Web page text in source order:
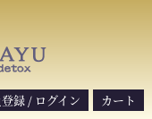
録 / ログイン カート